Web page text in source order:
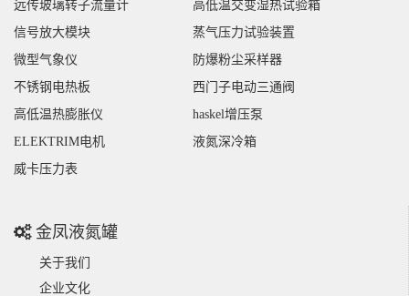
远传玻璃转子流量计
高低温交变湿热试验箱
信号放大模块
蒸气压力试验装置
微型气象仪
防爆粉尘采样器
不锈钢电热板
西门子电动三通阀
高低温热膨胀仪
haskel增压泵
ELEKTRIM电机
液氮深冷箱
威卡压力表
金凤液氮罐
关于我们
企业文化